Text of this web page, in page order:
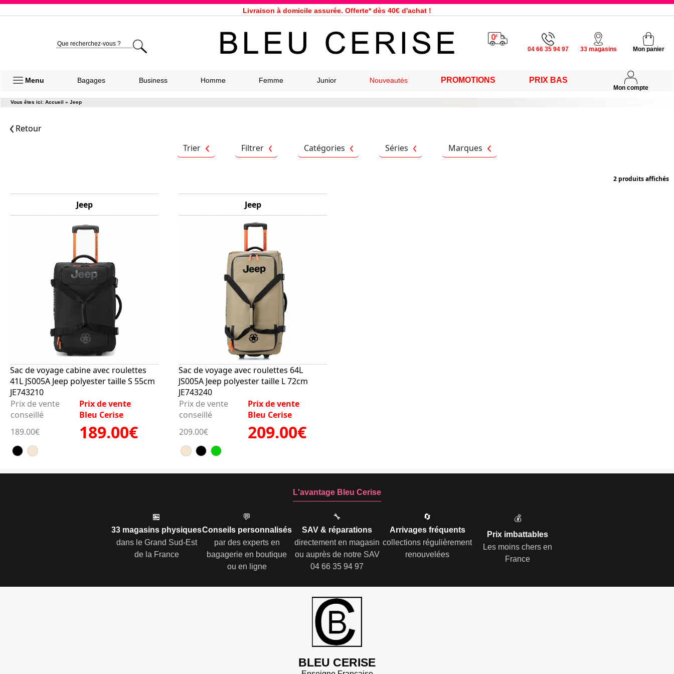
Livraison à domicile assurée. Offerte* dès 40€ d'achat !
Expédition le jour même pour toutes commandes passées avant 12h, du lundi au vendredi
33 magasins répartis dans la France. Un à proximité de chez vous ?
04 66 35 94 97 33 magasins Mon panier
Menu Bagages Business Homme Femme Junior Nouveautés PROMOTIONS PRIX BAS
Mon compte
Vous êtes ici: Accueil » Jeep
Retour
Trier
Filtrer Catégories Séries Marques
2 produits affichés
Jeep
Sac de voyage cabine avec roulettes
41L JS005A Jeep polyester taille S 55cm
JE743210
Prix de vente
conseillé
Prix de vente
Bleu Cerise
189.00€
189.00€
Jeep
Sac de voyage avec roulettes 64L
JS005A Jeep polyester taille L 72cm
JE743240
Prix de vente
conseillé
Prix de vente
Bleu Cerise
209.00€
209.00€
L'avantage Bleu Cerise
🏪
33 magasins physiques
dans le Grand Sud-Est
de la France
💬
Conseils personnalisés
par des experts en
bagagerie en boutique
ou en ligne
🔧
SAV & réparations
directement en magasin
ou auprès de notre SAV
04 66 35 94 97
🔄
Arrivages fréquents
collections régulièrement
renouvelées
💰
Prix imbattables
Les moins chers en
France
BLEU CERISE